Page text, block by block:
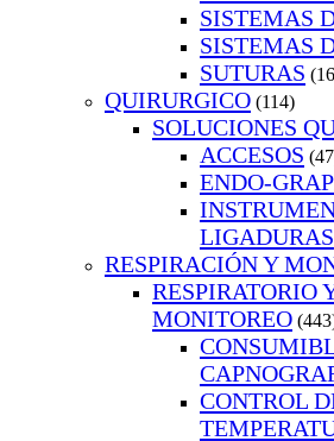
SISTEMAS
SISTEMAS
SUTURAS
QUIRURGICO (114)
SOLUCIONES
ACCESOS
ENDO-
LIGADURAS
RESPIRACIÓN Y
RESPIRATORIO
MONITOREO
CONTROL